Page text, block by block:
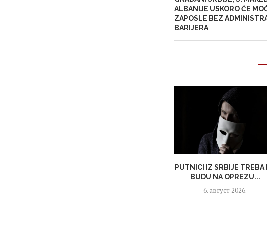
ALBANIJE USKORO ĆE
ZAPOSLE BEZ
BARIJERA
PUTNICI IZ SRBIJE TREBA
BUDU NA OPREZU...
6. август 2026.